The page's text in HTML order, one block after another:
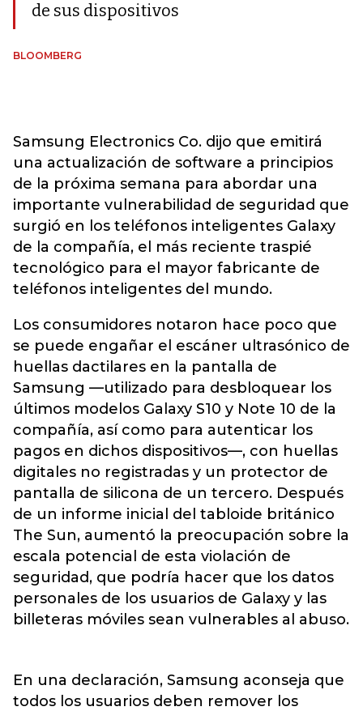
de sus dispositivos
BLOOMBERG
Samsung Electronics Co. dijo que emitirá
una actualización de software a principios
de la próxima semana para abordar una
importante vulnerabilidad de seguridad que
surgió en los teléfonos inteligentes Galaxy
de la compañía, el más reciente traspié
tecnológico para el mayor fabricante de
teléfonos inteligentes del mundo.
Los consumidores notaron hace poco que
se puede engañar el escáner ultrasónico de
huellas dactilares en la pantalla de
Samsung —utilizado para desbloquear los
últimos modelos Galaxy S10 y Note 10 de la
compañía, así como para autenticar los
pagos en dichos dispositivos—, con huellas
digitales no registradas y un protector de
pantalla de silicona de un tercero. Después
de un informe inicial del tabloide británico
The Sun, aumentó la preocupación sobre la
escala potencial de esta violación de
seguridad, que podría hacer que los datos
personales de los usuarios de Galaxy y las
billeteras móviles sean vulnerables al abuso.
En una declaración, Samsung aconseja que
todos los usuarios deben remover los